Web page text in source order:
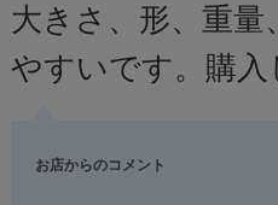
大きさ、形、重量
やすいです。購
お店からのコメント